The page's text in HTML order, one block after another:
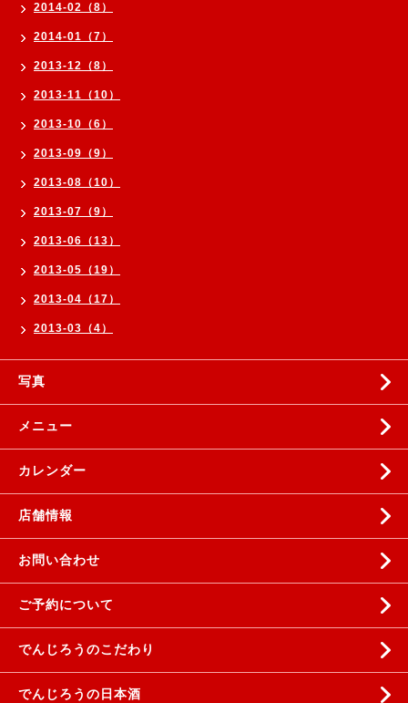
2014-02（8）
2014-01（7）
2013-12（8）
2013-11（10）
2013-10（6）
2013-09（9）
2013-08（10）
2013-07（9）
2013-06（13）
2013-05（19）
2013-04（17）
2013-03（4）
写真
メニュー
カレンダー
店舗情報
お問い合わせ
ご予約について
でんじろうのこだわり
でんじろうの日本酒